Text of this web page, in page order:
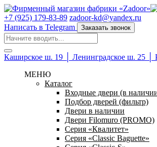
+7 (925) 179-83-89 zadoor-kd@yandex.ru
Написать в Telegram
Заказать звонок
Каширское ш. 19 │ Ленинградское ш. 25 │
МЕНЮ
Каталог
Входные двери (в
Подбор дверей (фильтр)
Двери в наличии
Двери Filomuro (PROMO)
Серия «Квалитет»
Серия «Classic Baguette»